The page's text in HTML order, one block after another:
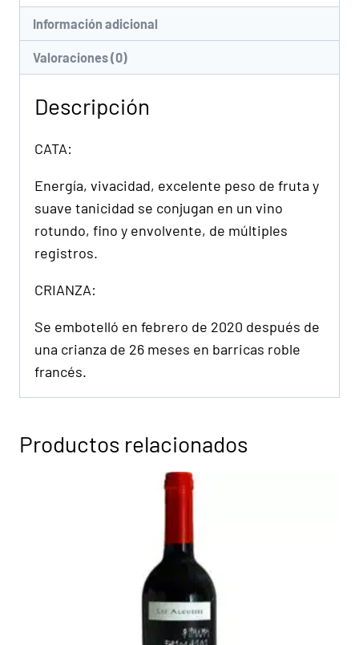
Información adicional
Valoraciones (0)
Descripción
CATA:
Energía, vivacidad, excelente peso de fruta y
suave tanicidad se conjugan en un vino
rotundo, fino y envolvente, de múltiples
registros.
CRIANZA:
Se embotelló en febrero de 2020 después de
una crianza de 26 meses en barricas roble
francés.
Productos relacionados